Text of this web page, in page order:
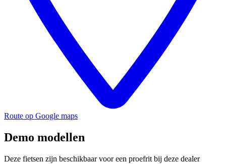
Route op Google maps
Demo modellen
Deze fietsen zijn beschikbaar voor een proefrit bij deze dealer